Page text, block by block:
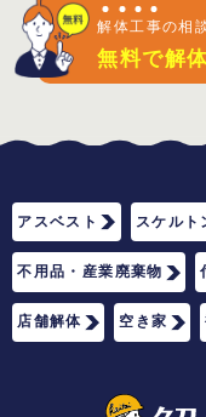
解体工 事の相
無料で解
アスベスト スケルト
不用品・産業廃棄物
店舗解体 空き家